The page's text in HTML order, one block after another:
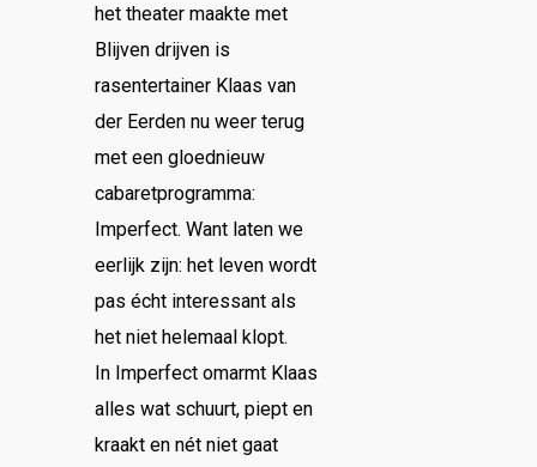
het theater maakte met
Blijven drijven is
rasentertainer Klaas van
der Eerden nu weer terug
met een gloednieuw
cabaretprogramma:
Imperfect. Want laten we
eerlijk zijn: het leven wordt
pas écht interessant als
het niet helemaal klopt.
In Imperfect omarmt Klaas
alles wat schuurt, piept en
kraakt en nét niet gaat